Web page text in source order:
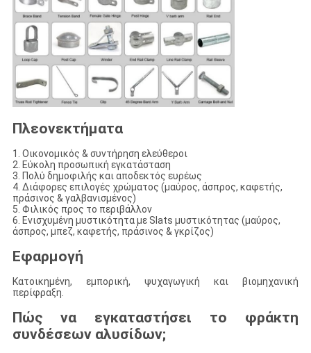
Πλεονεκτήματα
1. Οικονομικός & συντήρηση ελεύθεροι
2. Εύκολη προσωπική εγκατάσταση
3. Πολύ δημοφιλής και αποδεκτός ευρέως
4. Διάφορες επιλογές χρώματος (μαύρος, άσπρος, καφετής,
πράσινος & γαλβανισμένος)
5. Φιλικός προς το περιβάλλον
6. Ενισχυμένη μυστικότητα με Slats μυστικότητας (μαύρος,
άσπρος, μπεζ, καφετής, πράσινος & γκρίζος)
Εφαρμογή
Κατοικημένη, εμπορική, ψυχαγωγική και βιομηχανική
περίφραξη.
Πώς να εγκαταστήσει το φράκτη
συνδέσεων αλυσίδων;